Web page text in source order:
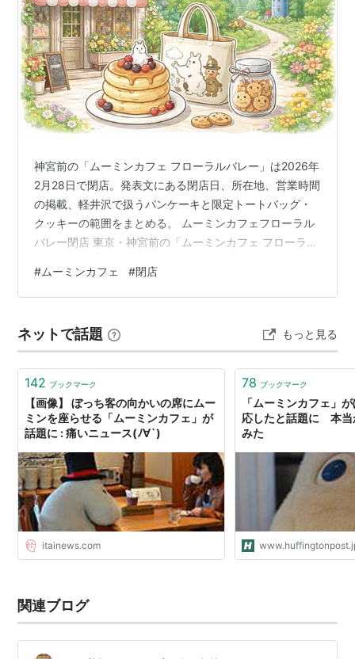
神宮前の「ムーミンカフェ フローラルバレー」は2026年
2月28日で閉店。発表文にある閉店日、所在地、営業時間
の掲載、軽井沢で扱うパンケーキと限定トートバッグ・
クッキーの範囲をまとめる。 ムーミンカフェフローラル
バレー閉店 東京・神宮前の「ムーミンカフェ フローラル
エリアでムーミンの世界観を楽しめる場として始まり、
昼はアフタヌーンティー、夜はディナーを用意してき
アイテムは「ムーミンカフェ 軽井沢」で扱うことも示さ
れた。まずは発表内容を、混ざりやすい点が出ない順に
並べる。 項目 内容 店名 …
#ムーミンカフェ #閉店
ネットで話題 もっと見る
142 ブックマーク
【画像】 ぼっち客の向かいの席にムー
ミンを座らせる「ムーミンカフェ」が
話題に : 痛いニュース(ﾉ∀`)
itainews.com
78 ブックマーク
「ムーミンカフェ」
応したと話題に 本当
みた
関連ブログ